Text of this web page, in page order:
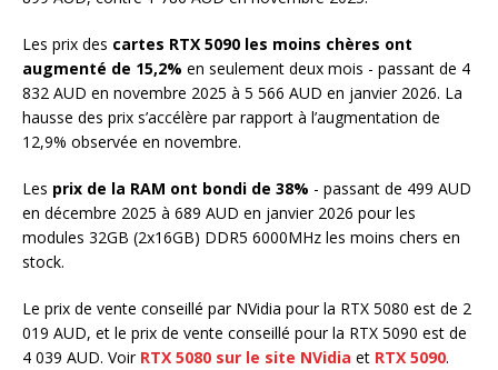
Les prix des cartes RTX 5090 les moins chères ont
augmenté de 15,2% en seulement deux mois - passant de 4
832 AUD en novembre 2025 à 5 566 AUD en janvier 2026. La
hausse des prix s’accélère par rapport à l’augmentation de
12,9% observée en novembre.
Les prix de la RAM ont bondi de 38% - passant de 499 AUD
en décembre 2025 à 689 AUD en janvier 2026 pour les
modules 32GB (2x16GB) DDR5 6000MHz les moins chers en
stock.
Le prix de vente conseillé par NVidia pour la RTX 5080 est de 2
019 AUD, et le prix de vente conseillé pour la RTX 5090 est de
4 039 AUD. Voir RTX 5080 sur le site NVidia et RTX 5090.